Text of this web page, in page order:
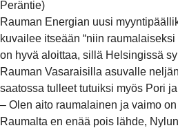
Peräntie)
Rauman Energian uusi
kuvailee itseään “niin
on hyvä aloittaa, sillä Helsingissä
Rauman Vasaraisilla asuvalle
saatossa tulleet tutuiksi myös Pori
– Olen aito raumalainen ja vaimo
Raumalta en enää pois lähde,